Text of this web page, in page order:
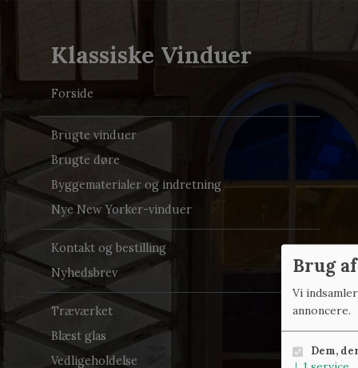
Klassiske Vinduer
Forside
Brugte vinduer
Brugte døre
Byggematerialer og indretning
Nye New Yorker-vinduer
Kontakt og bestilling
Nyhedsbrev
Træværket
Blæst glas
Vedligeholdelse
Brug
Vi
annoncere.
Dem,